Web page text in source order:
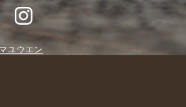
ユウエン